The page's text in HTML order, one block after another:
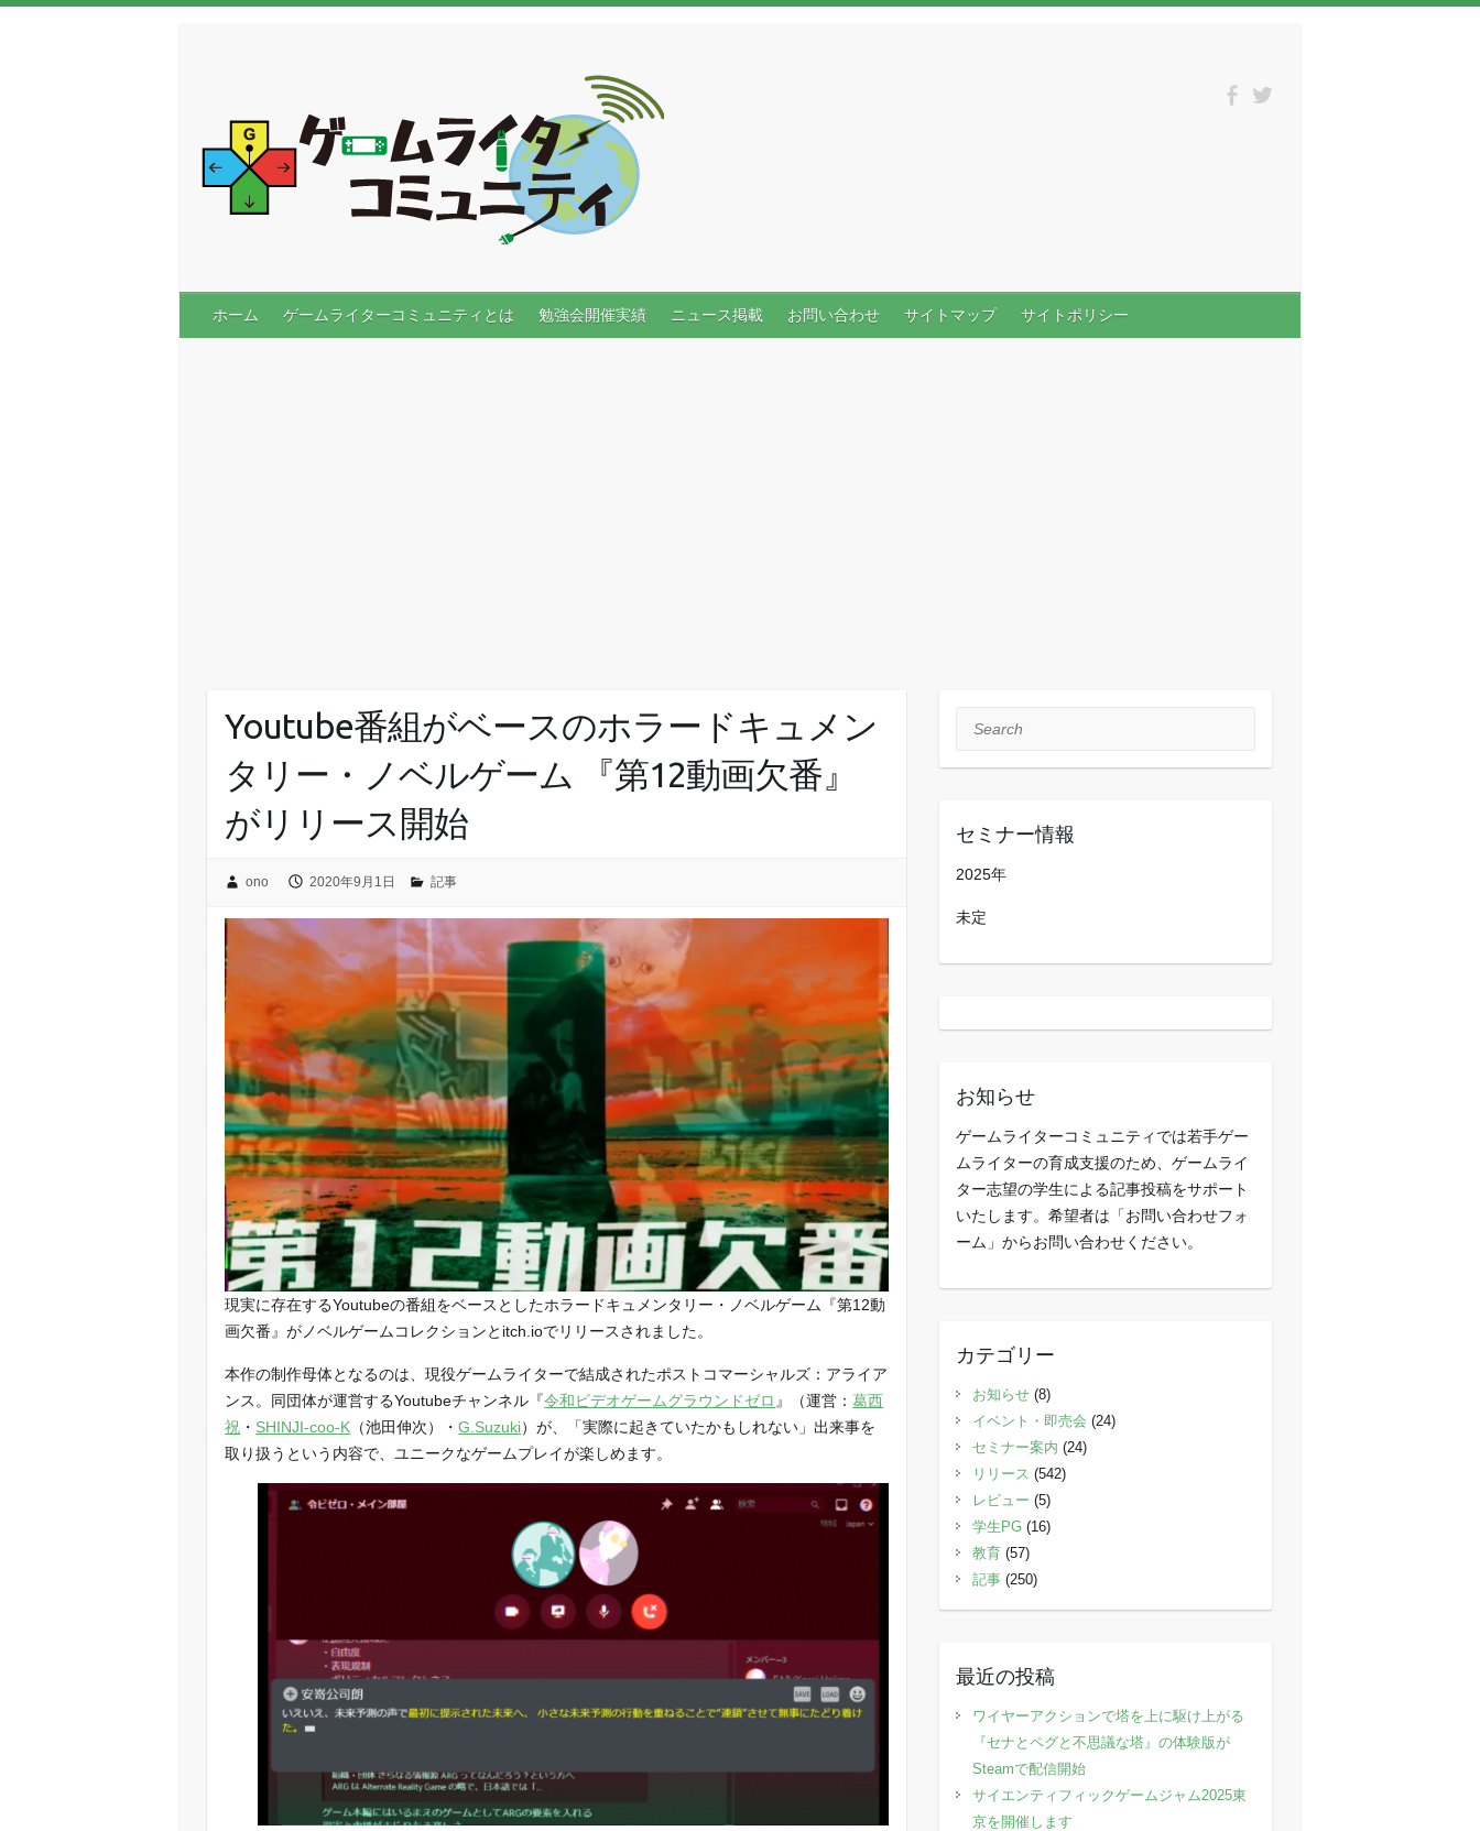
ホーム ゲームライターコミュニティとは 勉強会開催実績 ニュース掲載 お問い合わせ サイトマップ サイトポリシー
Youtube番組がベースのホラードキュメン
タリー・ノベルゲーム 『第12動画欠番』
がリリース開始
ono 2020年9月1日 記事
現実に存在するYoutubeの番組をベースとしたホラードキュメンタリー・ノベルゲーム『第12動
画欠番』がノベルゲームコレクションとitch.ioでリリースされました。
本作の制作母体となるのは、現役ゲームライターで結成されたポストコマーシャルズ：アライア
ンス。同団体が運営するYoutubeチャンネル『令和ビデオゲームグラウンドゼロ 』（運営：葛西
祝 ・ SHINJI-coo-K （池田伸次）・G.Suzuki）が、「実際に起きていたかもしれない」出来事を
取り扱うという内容で、ユニークなゲームプレイが楽しめます。
Search
セミナー情報
2025年
未定
お知らせ
ゲームライターコミュニティでは若手ゲー
ムライターの育成支援のため、ゲームライ
ター志望の学生による記事投稿をサポート
いたします。希望者は「お問い合わせフォ
ーム」からお問い合わせください。
カテゴリー
お知らせ(8)
イベント・即売会 (24)
セミナー案内 (24)
リリース (542)
レビュー (5)
学生PG(16)
教育(57)
記事(250)
最近の投稿
ワイヤーアクションで塔を上に駆け上がる
『セナとペグと不思議な塔』の体験版が
Steamで配信開始
サイエンティフィックゲームジャム2025東
京を開催します